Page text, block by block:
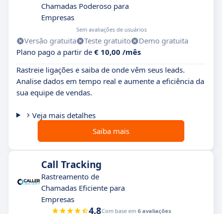
Chamadas Poderoso para
Empresas
Sem avaliações de usuários
Versão gratuita Teste gratuito
Demo gratuita
Plano pago a partir de € 10,00 /mês
Rastreie ligações e saiba de onde vêm seus leads.
Analise dados em tempo real e aumente a eficiência da
sua equipe de vendas.
Veja mais detalhes
Saiba mais
Call Tracking
Rastreamento de
Chamadas Eficiente para
Empresas
4.8Com base em 6 avaliações